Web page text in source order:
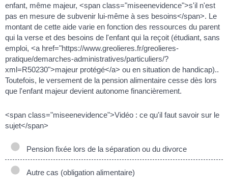
enfant, même majeur, <span class="miseenevidence">s'il n'est
pas en mesure de subvenir lui-même à ses besoins</span>. Le
montant de cette aide varie en fonction des ressources du parent
qui la verse et des besoins de l'enfant qui la reçoit (étudiant, sans
emploi, <a href="https://www.greolieres.fr/greolieres-
pratique/demarches-administratives/particuliers/?
xml=R50230">majeur protégé</a> ou en situation de handicap)..
Toutefois, le versement de la pension alimentaire cesse dès lors
que l'enfant majeur devient autonome financièrement.
<span class="miseenevidence">Vidéo : ce qu'il faut savoir sur le
sujet</span>
Pension fixée lors de la séparation ou du divorce
Autre cas (obligation alimentaire)